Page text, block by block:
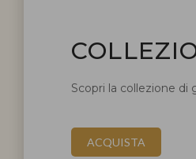
Scopri la collezione di
ACQUISTA